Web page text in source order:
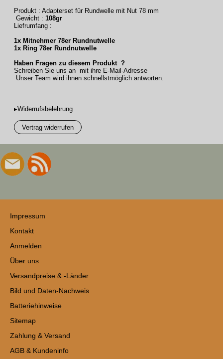
Produkt : Adapterset für Rundwelle mit Nut 78 mm
Gewicht : 108gr
Liefrumfang :
1x Mitnehmer 78er Rundnutwelle
1x Ring 78er Rundnutwelle
Haben Fragen zu diesem Produkt ?
Schreiben Sie uns an mit ihre E-Mail-Adresse
Unser Team wird ihnen schnellstmöglich antworten.
▸Widerrufsbelehrung
Vertrag widerrufen
Impressum
Kontakt
Anmelden
Über uns
Versandpreise & -Länder
Bild und Daten-Nachweis
Batteriehinweise
Sitemap
Zahlung & Versand
AGB & Kundeninfo